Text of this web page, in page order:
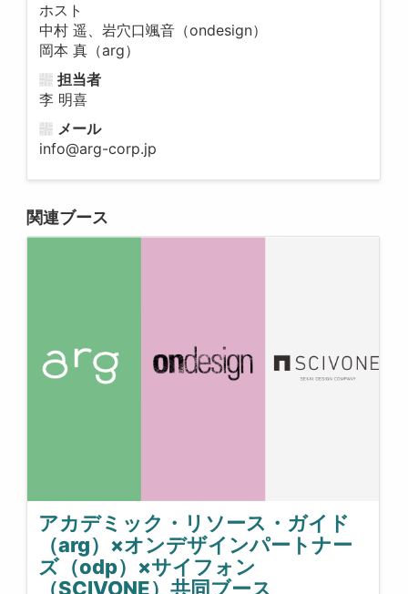
ホスト
中村 遥、岩穴口颯音（ondesign）
岡本 真（arg）
担当者
李 明喜
メール
info@arg-corp.jp
関連ブース
アカデミック・リソース・ガイド
（arg）×オンデザインパートナー
ズ（odp）×サイフォン
（SCIVONE）共同ブース